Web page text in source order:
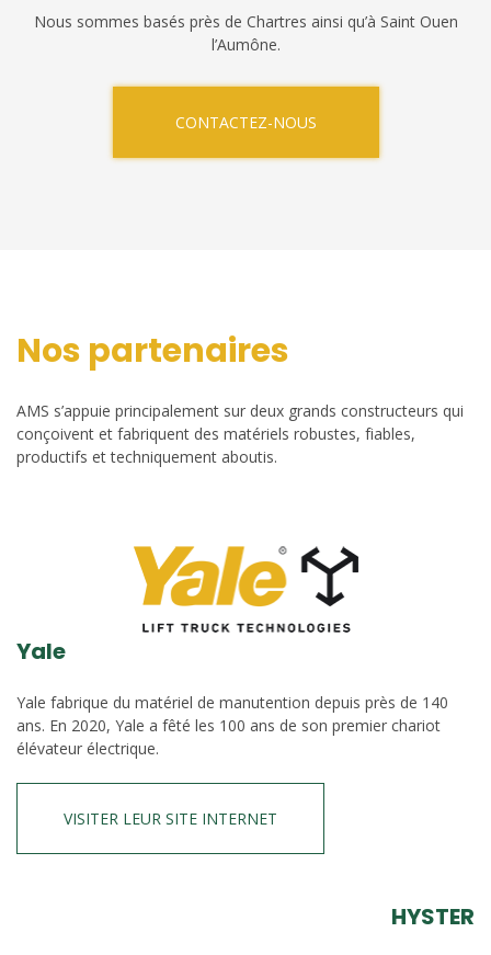
Nous sommes basés près de Chartres ainsi qu’à Saint Ouen
l’Aumône.
CONTACTEZ-NOUS
Nos partenaires
AMS s’appuie principalement sur deux grands constructeurs qui
conçoivent et fabriquent des matériels robustes, fiables,
productifs et techniquement aboutis.
Yale
Yale fabrique du matériel de manutention depuis près de 140
ans. En 2020, Yale a fêté les 100 ans de son premier chariot
élévateur électrique.
VISITER LEUR SITE INTERNET
HYSTER